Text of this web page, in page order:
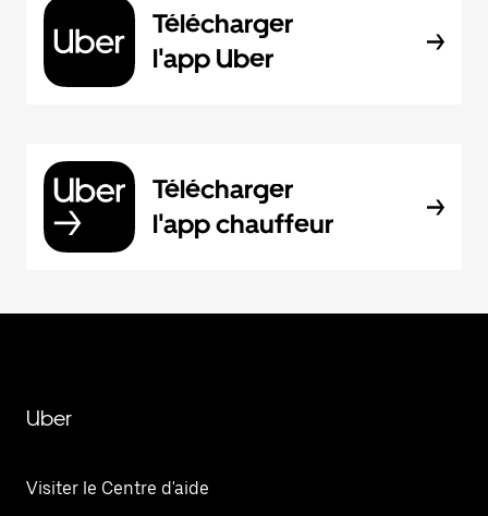
Télécharger
l'app Uber
Télécharger
l'app chauffeur
Uber
Visiter le Centre d'aide